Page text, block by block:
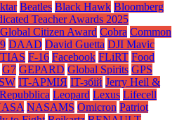
Beatles Black Нawk Bloomberg
Teacher Awards 2025
Citizen Award Cobra Common
DAAD David Guetta DJI Mavic
F-16 Facebook FLiRT Food
G7 GEPARD Global Spirits GPS
IT-АРМІЯ IT-збій Jerry Heil &
Leopard Lexus Lifecell
NASAMS Omicron Patriot